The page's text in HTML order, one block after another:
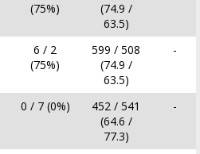
(75%)
(74.9 /
63.5)
6 / 2
(75%)
599 / 508
(74.9 /
63.5)
-
0 / 7 (0%)
452 / 541
(64.6 /
77.3)
-